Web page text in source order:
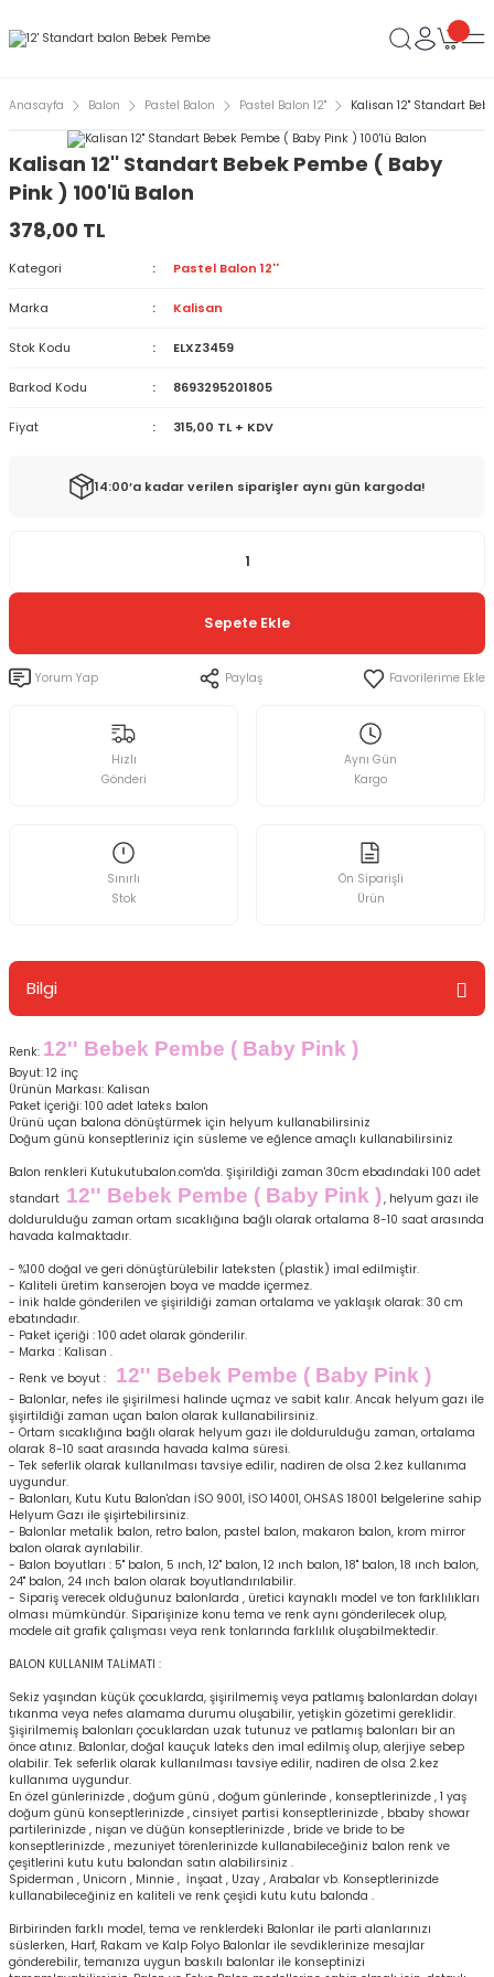
Anasayfa Balon Pastel Balon Pastel Balon 12'' Kalisan 12'' Standart
Kalisan 12'' Standart Bebek Pembe ( Baby
Pink ) 100'lü Balon
378,00 TL
Kategori Pastel Balon 12''
Marka Kalisan
Stok Kodu ELXZ3459
Barkod Kodu 8693295201805
Fiyat 315,00 TL + KDV
14:00’a kadar verilen siparişler aynı gün kargoda!
Sepete Ekle
Yorum Yap Paylaş
Hızlı
Gönderi
Aynı Gün
Kargo
Sınırlı
Stok
Ön Siparişli
Ürün
Bilgi
Renk: 12'' Bebek Pembe ( Baby Pink )
Boyut: 12 inç
Ürünün Markası: Kalisan
Paket İçeriği: 100 adet lateks balon
Ürünü uçan balona dönüştürmek için helyum kullanabilirsiniz
Doğum günü konseptleriniz için süsleme ve eğlence amaçlı kullanabilirsiniz
Balon renkleri Kutukutubalon.com'da. Şişirildiği zaman 30cm ebadındaki 100 adet
standart 12'' Bebek Pembe ( Baby Pink ), helyum gazı ile
doldurulduğu zaman ortam sıcaklığına bağlı olarak ortalama 8-10 saat arasında
havada kalmaktadır.
- %100 doğal ve geri dönüştürülebilir lateksten (plastik) imal edilmiştir.
- Kaliteli üretim kanserojen boya ve madde içermez.
- İnik halde gönderilen ve şişirildiği zaman ortalama ve yaklaşık olarak: 30 cm
ebatındadır.
- Paket içeriği : 100 adet olarak gönderilir.
- Marka : Kalisan .
- Renk ve boyut : 12'' Bebek Pembe ( Baby Pink )
- Balonlar, nefes ile şişirilmesi halinde uçmaz ve sabit kalır. Ancak helyum gazı ile
şişirtildiği zaman uçan balon olarak kullanabilirsiniz.
- Ortam sıcaklığına bağlı olarak helyum gazı ile doldurulduğu zaman, ortalama
olarak 8-10 saat arasında havada kalma süresi.
- Tek seferlik olarak kullanılması tavsiye edilir, nadiren de olsa 2.kez kullanıma
uygundur.
- Balonları, Kutu Kutu Balon'dan İSO 9001, İSO 14001, OHSAS 18001 belgelerine sahip
Helyum Gazı ile şişirtebilirsiniz.
- Balonlar metalik balon, retro balon, pastel balon, makaron balon, krom mirror
balon olarak ayrılabilir.
- Balon boyutları : 5'' balon, 5 ınch, 12'' balon, 12 ınch balon, 18'' balon, 18 ınch balon,
24'' balon, 24 ınch balon olarak boyutlandırılabilir.
- Sipariş verecek olduğunuz balonlarda , üretici kaynaklı model ve ton farklılıkları
olması mümkündür. Siparişinize konu tema ve renk aynı gönderilecek olup,
modele ait grafik çalışması veya renk tonlarında farklılık oluşabilmektedir.
BALON KULLANIM TALİMATI :
Sekiz yaşından küçük çocuklarda, şişirilmemiş veya patlamış balonlardan dolayı
tıkanma veya nefes alamama durumu oluşabilir, yetişkin gözetimi gereklidir.
Şişirilmemiş balonları çocuklardan uzak tutunuz ve patlamış balonları bir an
önce atınız. Balonlar, doğal kauçuk lateks den imal edilmiş olup, alerjiye sebep
olabilir. Tek seferlik olarak kullanılması tavsiye edilir, nadiren de olsa 2.kez
kullanıma uygundur.
En özel günlerinizde , doğum günü , doğum günlerinde , konseptlerinizde , 1 yaş
doğum günü konseptlerinizde , cinsiyet partisi konseptlerinizde , bbaby showar
partilerinizde , nişan ve düğün konseptlerinizde , bride ve bride to be
konseptlerinizde , mezuniyet törenlerinizde kullanabileceğiniz balon renk ve
çeşitlerini kutu kutu balondan satın alabilirsiniz .
Spiderman , Unicorn , Minnie , İnşaat , Uzay , Arabalar vb. Konseptlerinizde
kullanabileceğiniz en kaliteli ve renk çeşidi kutu kutu balonda .
Birbirinden farklı model, tema ve renklerdeki Balonlar ile parti alanlarınızı
süslerken, Harf, Rakam ve Kalp Folyo Balonlar ile sevdiklerinize mesajlar
gönderebilir, temanıza uygun baskılı balonlar ile konseptinizi